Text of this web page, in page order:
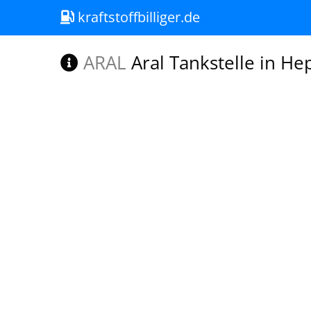
kraftstoffbilliger.de
ARAL Aral Tankstelle in